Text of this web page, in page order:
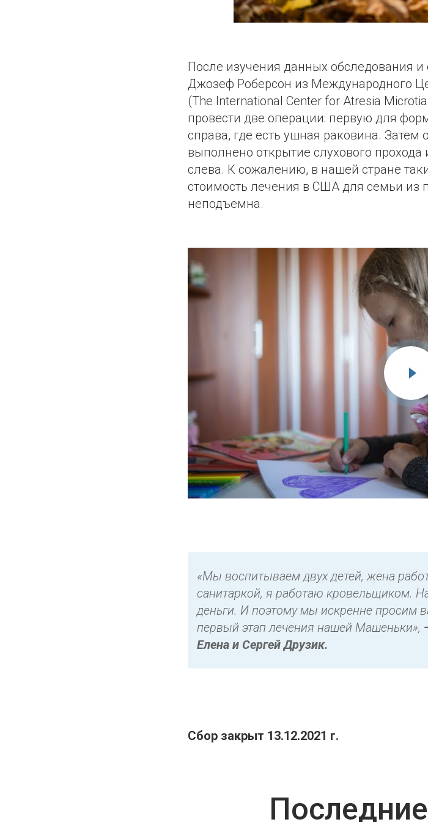
После изучения данных обследования
Джозеф Роберсон из Международного
(The International Center for Atresia
провести две операции: первую для
справа, где есть ушная раковина.
выполнено открытие слухового прохода
слева. К сожалению, в нашей стране
стоимость лечения в США для семьи из
неподъемна.
«Мы воспитываем двух детей, жена
санитаркой, я работаю кровельщиком.
деньги. И поэтому мы искренне просим
первый этап лечения нашей Машеньки»,
Елена и Сергей Друзик.
Сбор закрыт 13.12.2021 г.